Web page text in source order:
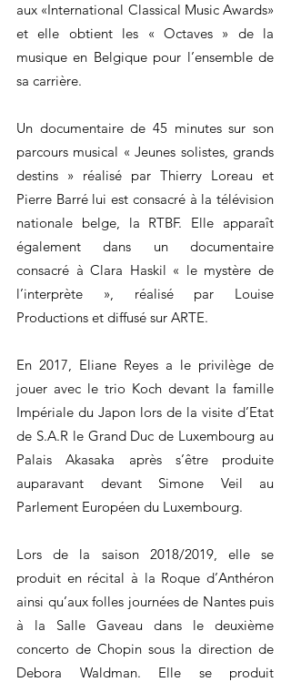
aux «International Classical Music Awards»
et elle obtient les « Octaves » de la
musique en Belgique pour l’ensemble de
sa carrière.
Un documentaire de 45 minutes sur son
parcours musical « Jeunes solistes, grands
destins » réalisé par Thierry Loreau et
Pierre Barré lui est consacré à la télévision
nationale belge, la RTBF. Elle apparaît
également dans un documentaire
consacré à Clara Haskil « le mystère de
l’interprète », réalisé par Louise
Productions et diffusé sur ARTE.
En 2017, Eliane Reyes a le privilège de
jouer avec le trio Koch devant la famille
Impériale du Japon lors de la visite d’Etat
de S.A.R le Grand Duc de Luxembourg au
Palais Akasaka après s’être produite
auparavant devant Simone Veil au
Parlement Européen du Luxembourg.
Lors de la saison 2018/2019, elle se
produit en récital à la Roque d’Anthéron
ainsi qu’aux folles journées de Nantes puis
à la Salle Gaveau dans le deuxième
concerto de Chopin sous la direction de
Debora Waldman. Elle se produit